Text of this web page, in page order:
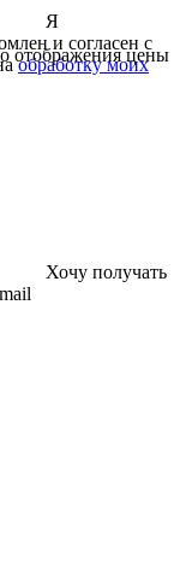
Я
и согласен с
обработку моих
Хочу получать
отображения цены